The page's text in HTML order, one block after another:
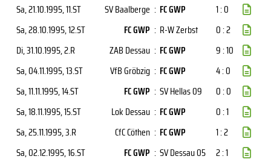
Sa, 21.10.1995, 11.ST SV Baalberge : FC GWP
1 : 0
Sa, 28.10.1995, 12.ST FC GWP : R-W Zerbst
0 : 2
Di, 31.10.1995, 2.R ZAB Dessau : FC GWP
9 : 10
Sa, 04.11.1995, 13.ST VfB Gröbzig : FC GWP
4 : 0
Sa, 11.11.1995, 14.ST FC GWP : SV Hellas 09
0 : 0
Sa, 18.11.1995, 15.ST Lok Dessau : FC GWP
0 : 1
Sa, 25.11.1995, 3.R CfC Cöthen : FC GWP
1 : 2
Sa, 02.12.1995, 16.ST FC GWP : SV Dessau 05
2 : 1